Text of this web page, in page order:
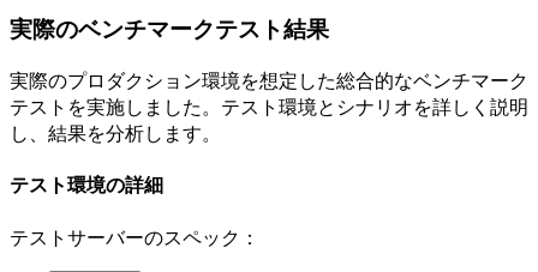
実際のベンチマークテスト結果
実際のプロダクション環境を想定した総合的なベンチマーク
テストを実施しました。テスト環境とシナリオを詳しく説明
し、結果を分析します。
テスト環境の詳細
テストサーバーのスペック：